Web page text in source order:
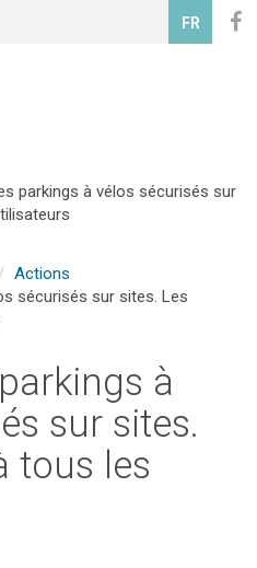
FR
parkings à vélos sécurisés sur
Actions
sécurisés sur sites. Les
à
sur sites.
tous les